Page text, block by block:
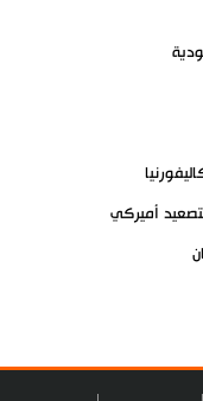
أميركي